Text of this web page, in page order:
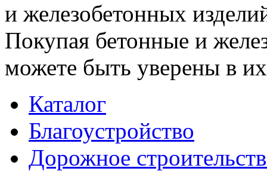
и железобетонных
Покупая бетонные и
можете быть уверены в их
Каталог
Благоустройство
Дорожное